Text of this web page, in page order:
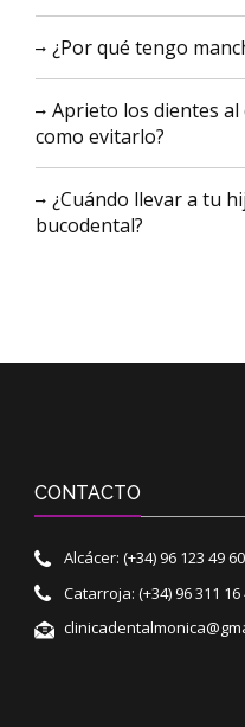
¿Por qué tengo
Aprieto los dientes
como evitarlo?
¿Cuándo llevar a tu
bucodental?
CONTACTO
Alcácer: (+34) 96 123 49 60
Catarroja: (+34) 96 311 16